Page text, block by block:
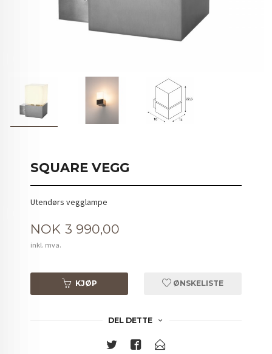
SQUARE VEGG
Utendørs vegglampe
Pris
NOK 3 990,00
inkl. mva.
KJØP ØNSKELISTE
DEL DETTE